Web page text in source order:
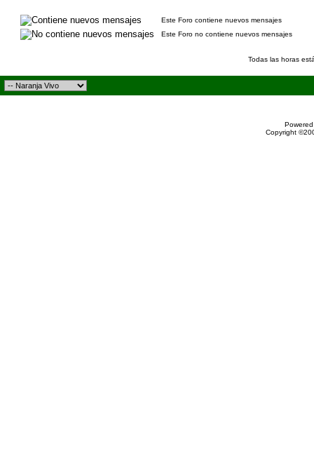
Este Foro contiene nuevos mensajes
Este Foro no contiene nuevos mensajes
Todas las horas
Copyright